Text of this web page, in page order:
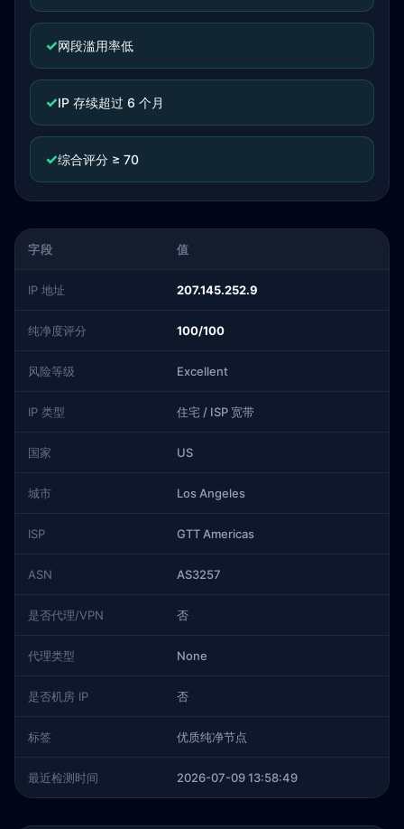
✓网段滥用率低
✓IP 存续超过 6 个月
✓综合评分 ≥ 70
字段 值
IP 地址 207.145.252.9
纯净度评分 100/100
风险等级 Excellent
IP 类型 住宅 / ISP 宽带
国家 US
城市 Los Angeles
ISP GTT Americas
ASN AS3257
是否代理/VPN 否
代理类型 None
是否机房 IP 否
标签 优质纯净节点
最近检测时间 2026-07-09 13:58:49